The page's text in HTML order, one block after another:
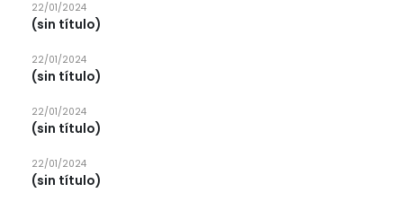
(sin título)
22/01/2024
(sin título)
22/01/2024
(sin título)
22/01/2024
(sin título)
22/01/2024